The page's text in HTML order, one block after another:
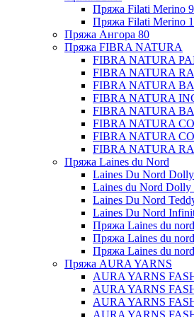
Пряжа Filati Merino
Пряжа Filati Merino
Пряжа Ангора 80
Пряжа FIBRA NATURA
FIBRA NATURA
FIBRA NATURA
FIBRA NATURA
FIBRA NATURA
FIBRA NATURA
FIBRA NATURA
FIBRA NATURA
FIBRA NATURA
Пряжа Laines du Nord
Laines Du Nord
Laines du Nord Dolly
Laines Du Nord
Laines Du Nord
Пряжа Laines du
Пряжа Laines du
Пряжа Laines du
Пряжа AURA YARNS
AURA YARNS
AURA YARNS
AURA YARNS
AURA YARNS